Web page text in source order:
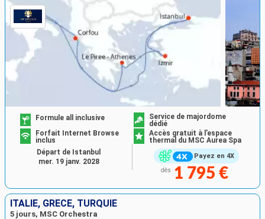
Payez en 4X
Formule all inclusive
Service de majordome
dédié
Forfait Internet Browse
inclus
Accès gratuit à l’espace
thermal du MSC Aurea Spa
dès 1 795 €
Départ de Istanbul
mer. 19 janv. 2028
ITALIE, GRÈCE, TURQUIE
5 jours, MSC Orchestra